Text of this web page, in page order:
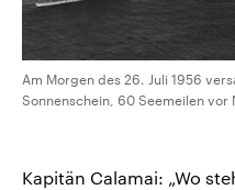
Am Morgen des 26. Juli 1956
Sonnenschein, 60 Seemeilen
Kapitän Calamai: „Wo